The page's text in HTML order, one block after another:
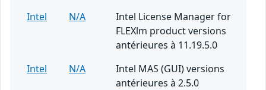
Intel
N/A
Intel License Manager for
FLEXlm product versions
antérieures à 11.19.5.0
Intel
N/A
Intel MAS (GUI) versions
antérieures à 2.5.0